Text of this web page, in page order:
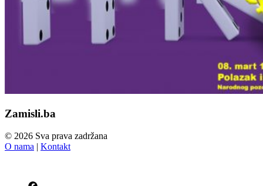
Zamisli.ba
© 2026 Sva prava zadržana
O nama | Kontakt